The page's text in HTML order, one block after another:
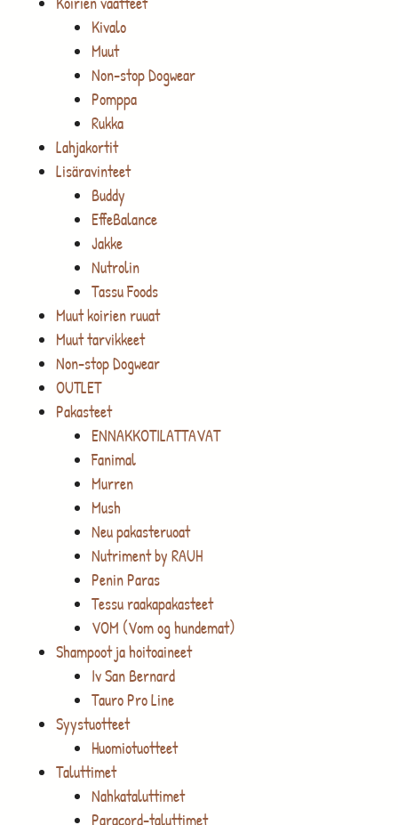
Kivalo
Muut
Non-stop Dogwear
Pomppa
Rukka
Lahjakortit
Lisäravinteet
Buddy
EffeBalance
Jakke
Nutrolin
Tassu Foods
Muut koirien ruuat
Muut tarvikkeet
Non-stop Dogwear
OUTLET
Pakasteet
ENNAKKOTILATTAVAT
Fanimal
Murren
Mush
Neu pakasteruoat
Nutriment by RAUH
Penin Paras
Tessu raakapakasteet
VOM (Vom og hundemat)
Shampoot ja hoitoaineet
Iv San Bernard
Tauro Pro Line
Syystuotteet
Huomiotuotteet
Taluttimet
Nahkataluttimet
Paracord-taluttimet